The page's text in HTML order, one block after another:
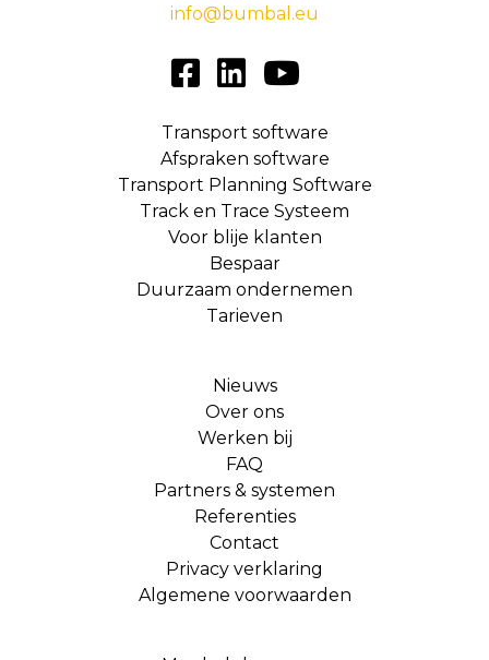
info@bumbal.eu
Transport software
Afspraken software
Transport Planning Software
Track en Trace Systeem
Voor blije klanten
Bespaar
Duurzaam ondernemen
Tarieven
Nieuws
Over ons
Werken bij
FAQ
Partners & systemen
Referenties
Contact
Privacy verklaring
Algemene voorwaarden